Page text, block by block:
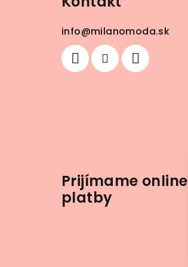
info@milanomoda.sk
Prijímame online
platby